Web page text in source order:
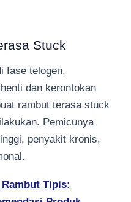
Stuck
fase telogen,
dan kerontokan
rambut terasa stuck
Pemicunya
penyakit kronis,
Tipis: